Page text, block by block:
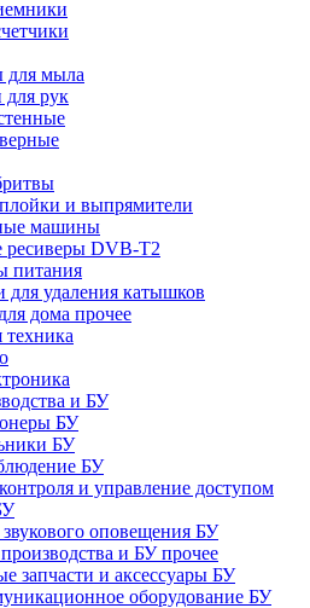
для мыла
рук
и выпрямители
машины
DVB-T2
питания
удаления катышков
дома прочее
техника
и БУ
БУ
БУ
БУ
и управление доступом
оповещения БУ
и БУ прочее
запчасти и аксессуары БУ
оборудование БУ